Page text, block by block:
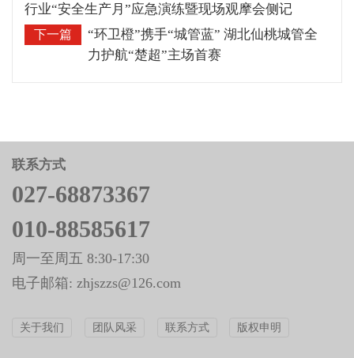
行业“安全生产月”应急演练暨现场观摩会侧记
下一篇
“环卫橙”携手“城管蓝” 湖北仙桃城管全
力护航“楚超”主场首赛
联系方式
027-68873367
010-88585617
周一至周五 8:30-17:30
电子邮箱: zhjszzs@126.com
关于我们 团队风采 联系方式 版权申明